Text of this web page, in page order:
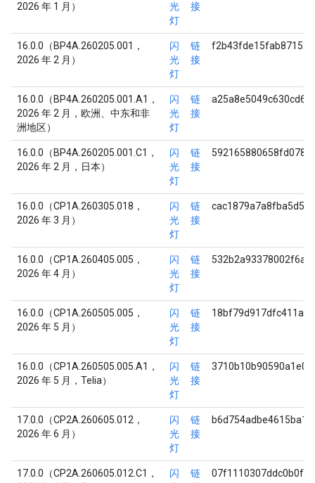
2026 年 1 月）
光
灯
接
16.0.0（BP4A.260205.001，
2026 年 2 月）
闪
光
灯
链
接
16.0.0（BP4A.260205.001.A1，
2026 年 2 月，欧洲、中东和非
洲地区）
闪
光
灯
链
接
16.0.0（BP4A.260205.001.C1，
2026 年 2 月，日本）
闪
光
灯
链
接
16.0.0（CP1A.260305.018，
2026 年 3 月）
闪
光
灯
链
接
16.0.0（CP1A.260405.005，
2026 年 4 月）
闪
光
灯
链
接
16.0.0（CP1A.260505.005，
2026 年 5 月）
闪
光
灯
链
接
16.0.0（CP1A.260505.005.A1，
2026 年 5 月，Telia）
闪
光
灯
链
接
17.0.0（CP2A.260605.012，
2026 年 6 月）
闪
光
灯
链
接
17.0.0（CP2A.260605.012.C1，
闪
链